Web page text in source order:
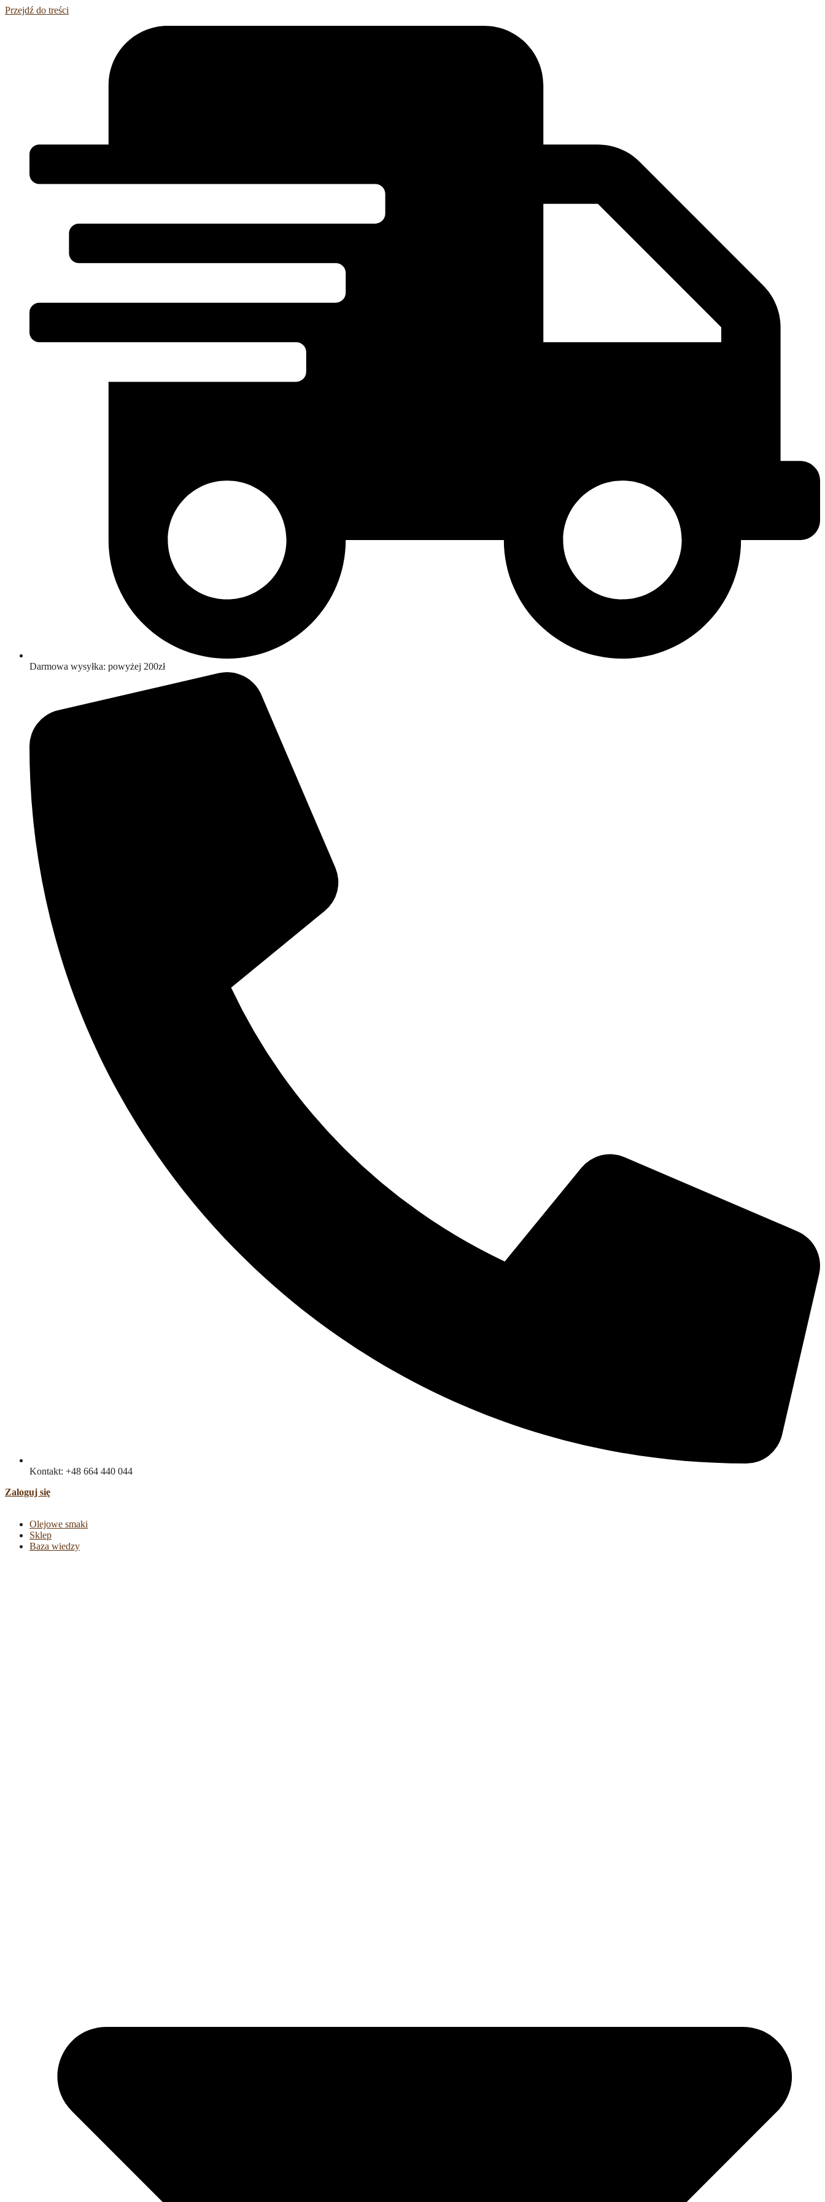
Przejdź do treści
Darmowa wysyłka: powyżej 200zł
Kontakt: +48 664 440 044
Zaloguj się
Olejowe smaki
Sklep
Baza wiedzy